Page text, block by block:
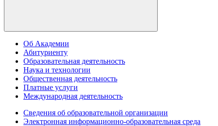
Об Академии
Абитуриенту
Образовательная деятельность
Наука и технологии
Общественная деятельность
Платные услуги
Международная деятельность
Сведения об образовательной организации
Электронная информационно-образовательная среда